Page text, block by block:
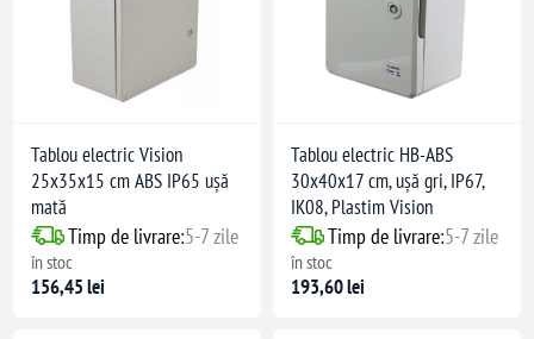
Tablou electric Vision
25x35x15 cm ABS IP65 ușă
mată
Timp de livrare:5-7 zile
în stoc
156,45 lei
Tablou electric HB-ABS
30x40x17 cm, ușă gri, IP67,
IK08, Plastim Vision
Timp de livrare:5-7 zile
în stoc
193,60 lei